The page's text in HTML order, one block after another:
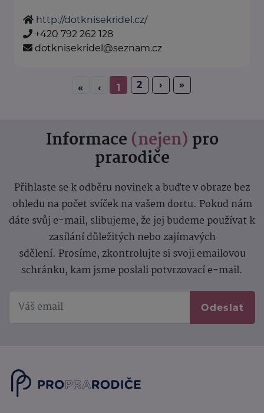
http://dotknisekridel.cz/
+420 792 262 128
dotknisekridel@seznam.cz
« ‹ 1 2 › »
Informace (nejen) pro
prarodiče
Přihlaste se k odběru novinek a buďte v obraze bez
ohledu na počet svíček na vašem dortu. Pokud nám
dáte svůj e-mail, slibujeme, že jej budeme používat k
zasílání důležitých nebo zajímavých
sdělení. Prosíme, zkontrolujte si svoji emailovou
schránku, kam jsme poslali potvrzovací e-mail.
Odeslat